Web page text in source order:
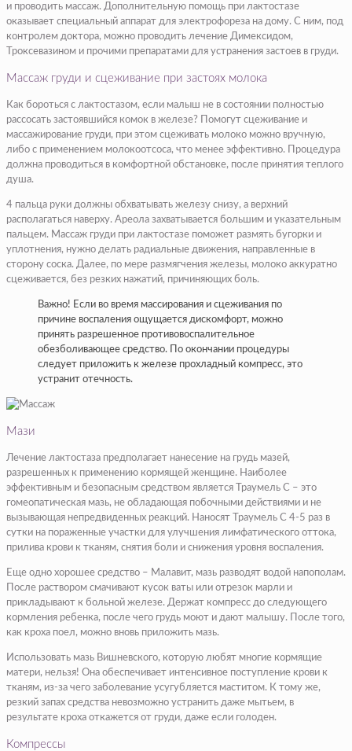
и проводить массаж. Дополнительную помощь при лактостазе
оказывает специальный аппарат для электрофореза на дому. С ним, под
контролем доктора, можно проводить лечение Димексидом,
Троксевазином и прочими препаратами для устранения застоев в груди.
Массаж груди и сцеживание при застоях молока
Как бороться с лактостазом, если малыш не в состоянии полностью
рассосать застоявшийся комок в железе? Помогут сцеживание и
массажирование груди, при этом сцеживать молоко можно вручную,
либо с применением молокоотсоса, что менее эффективно. Процедура
должна проводиться в комфортной обстановке, после принятия теплого
душа.
4 пальца руки должны обхватывать железу снизу, а верхний
располагаться наверху. Ареола захватывается большим и указательным
пальцем. Массаж груди при лактостазе поможет размять бугорки и
уплотнения, нужно делать радиальные движения, направленные в
сторону соска. Далее, по мере размягчения железы, молоко аккуратно
сцеживается, без резких нажатий, причиняющих боль.
Важно! Если во время массирования и сцеживания по
причине воспаления ощущается дискомфорт, можно
принять разрешенное противовоспалительное
обезболивающее средство. По окончании процедуры
следует приложить к железе прохладный компресс, это
устранит отечность.
Мази
Лечение лактостаза предполагает нанесение на грудь мазей,
разрешенных к применению кормящей женщине. Наиболее
эффективным и безопасным средством является Траумель С – это
гомеопатическая мазь, не обладающая побочными действиями и не
вызывающая непредвиденных реакций. Наносят Траумель С 4-5 раз в
сутки на пораженные участки для улучшения лимфатического оттока,
прилива крови к тканям, снятия боли и снижения уровня воспаления.
Еще одно хорошее средство – Малавит, мазь разводят водой напополам.
После раствором смачивают кусок ваты или отрезок марли и
прикладывают к больной железе. Держат компресс до следующего
кормления ребенка, после чего грудь моют и дают малышу. После того,
как кроха поел, можно вновь приложить мазь.
Использовать мазь Вишневского, которую любят многие кормящие
матери, нельзя! Она обеспечивает интенсивное поступление крови к
тканям, из-за чего заболевание усугубляется маститом. К тому же,
резкий запах средства невозможно устранить даже мытьем, в
результате кроха откажется от груди, даже если голоден.
Компрессы